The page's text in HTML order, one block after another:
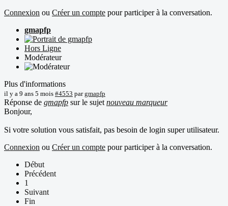
Connexion ou Créer un compte pour participer à la conversation.
gmapfp
Hors Ligne
Modérateur
Plus d'informations
il y a 9 ans 5 mois #4553 pargmapfp
Réponse de gmapfp sur le sujet nouveau marqueur
Bonjour,
Si votre solution vous satisfait, pas besoin de login super utilisateur.
Connexion ou Créer un compte pour participer à la conversation.
Début
Précédent
1
Suivant
Fin